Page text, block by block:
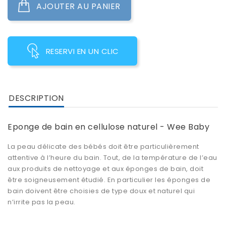
AJOUTER AU PANIER
RESERVI EN UN CLIC
DESCRIPTION
Eponge de bain en cellulose naturel - Wee Baby
La peau délicate des bébés doit être particulièrement
attentive à l’heure du bain. Tout, de la température de l’eau
aux produits de nettoyage et aux éponges de bain, doit
être soigneusement étudié. En particulier les éponges de
bain doivent être choisies de type doux et naturel qui
n’irrite pas la peau.